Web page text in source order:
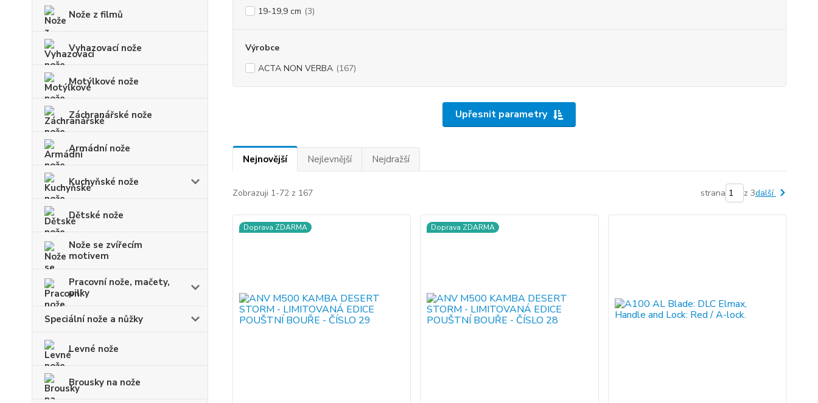
Nože z filmů
Vyhazovací nože
Motýlkové nože
Záchranářské nože
Armádní nože
Kuchyňské nože
Dětské nože
Nože se zvířecím
motivem
Pracovní nože, mačety,
pilky
Speciální nože a nůžky
Levné nože
Brousky na nože
Upřesnit parametry
19-19,9 cm (3)
Výrobce
ACTA NON VERBA (167)
Nejnovější Nejlevnější Nejdražší
Zobrazuji 1-72 z 167 strana z 3další
Doprava ZDARMA Doprava ZDARMA